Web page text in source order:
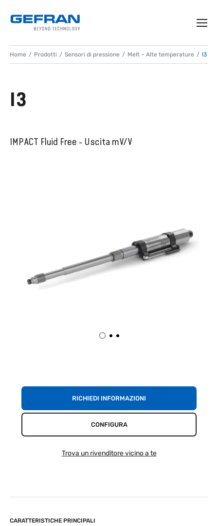
Home Prodotti Sensori di pressione Melt – Alte temperature I3
I3
IMPACT Fluid Free - Uscita mV/V
CARATTERISTICHE PRINCIPALI
RICHIEDI INFORMAZIONI
CONFIGURA
Trova un rivenditore vicino a te